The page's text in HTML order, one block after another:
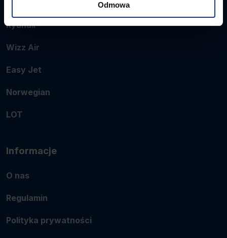
Odmowa
Ryanair
Wizz Air
Easy Jet
Norwegian
LOT
Informacje
O nas
Regulamin
Polityka prywatności